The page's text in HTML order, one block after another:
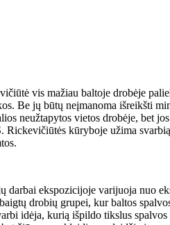
vis mažiau baltoje drobėje
Be jų būtų neįmanoma išreikšti
neužtapytos vietos drobėje, bet
Rickevičiūtės kūryboje užima
darbai ekspozicijoje varijuoja nuo
drobių grupei, kur baltos
idėja, kurią išpildo tikslus